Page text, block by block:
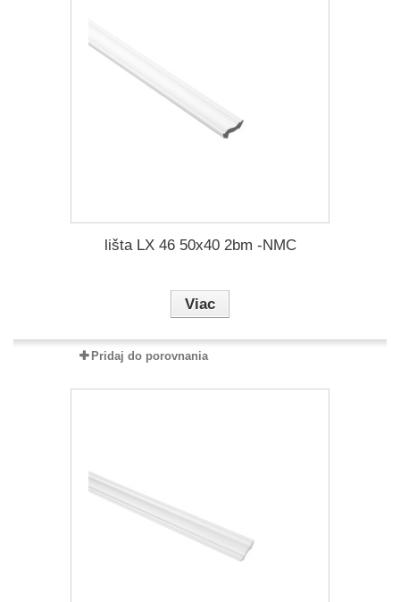
lišta LX 46 50x40 2bm -NMC
Viac
Pridaj do porovnania